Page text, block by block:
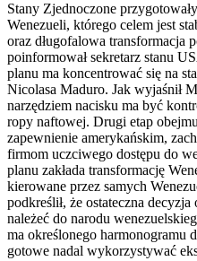
Stany Zjednoczone
Wenezueli, którego celem jest
oraz długofalowa transformacja
poinformował sekretarz stanu
planu ma koncentrować się na
Nicolasa Maduro. Jak wyjaśnił
narzędziem nacisku ma być
ropy naftowej. Drugi etap
zapewnienie amerykańskim,
firmom uczciwego dostępu do
planu zakłada transformację
kierowane przez samych
podkreślił, że ostateczna
należeć do narodu
ma określonego harmonogramu
gotowe nadal wykorzystywać